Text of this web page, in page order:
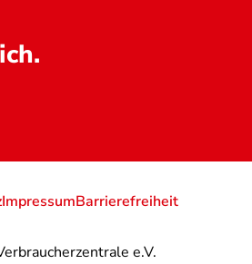
e.V.
ImpressumBarrierefreiheit